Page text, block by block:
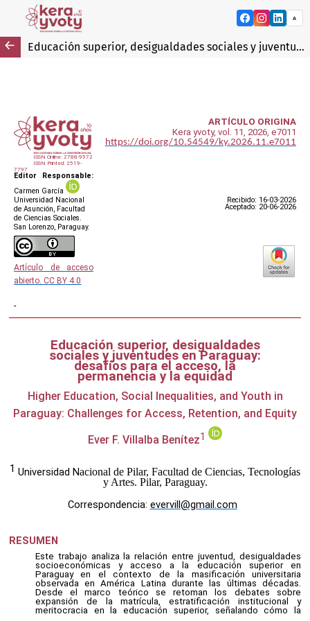
Kera yvoty: A
Educación superior, desigualdades sociales y juventudes en Paraguay: desafíos para el acceso, la permanencia y la equidad